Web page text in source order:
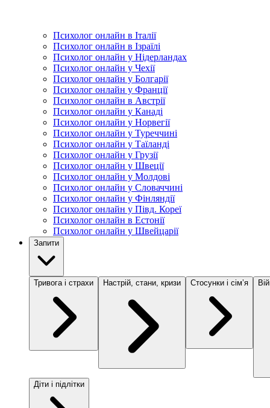
Психолог онлайн в Італії
Психолог онлайн в Ізраїлі
Психолог онлайн у Нідерландах
Психолог онлайн у Чехії
Психолог онлайн у Болгарії
Психолог онлайн у Франції
Психолог онлайн в Австрії
Психолог онлайн у Канаді
Психолог онлайн у Норвегії
Психолог онлайн у Туреччині
Психолог онлайн у Таїланді
Психолог онлайн у Грузії
Психолог онлайн у Швеції
Психолог онлайн у Молдові
Психолог онлайн у Словаччині
Психолог онлайн у Фінляндії
Психолог онлайн у Півд. Кореї
Психолог онлайн в Естонії
Психолог онлайн у Швейцарії
Запити
Тривога і страхи Настрій, стани, кризи Стосунки і сімʼя
Діти і підлітки